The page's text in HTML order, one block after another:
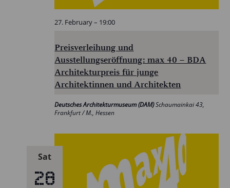
Preisverleihung und
Ausstellungseröffnung: max 40 – BDA
Architekturpreis für junge
Architektinnen und Architekten
27. February – 19:00
Deutsches Architekturmuseum (DAM)Schaumainkai 43,
Frankfurt / M., Hessen
Sat
28